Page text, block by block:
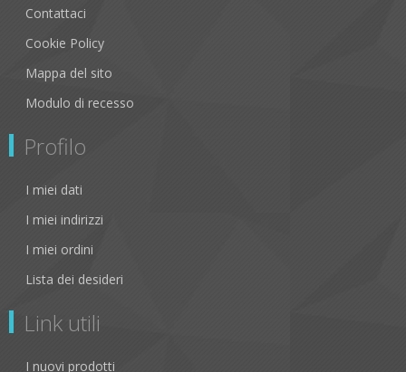
Contattaci
Cookie Policy
Mappa del sito
Modulo di recesso
Profilo
I miei dati
I miei indirizzi
I miei ordini
Lista dei desideri
Link utili
I nuovi prodotti